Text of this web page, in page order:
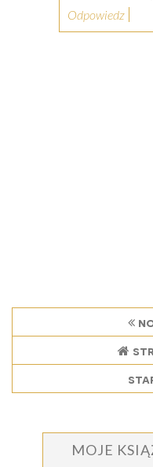
Odpowiedz
MOJE